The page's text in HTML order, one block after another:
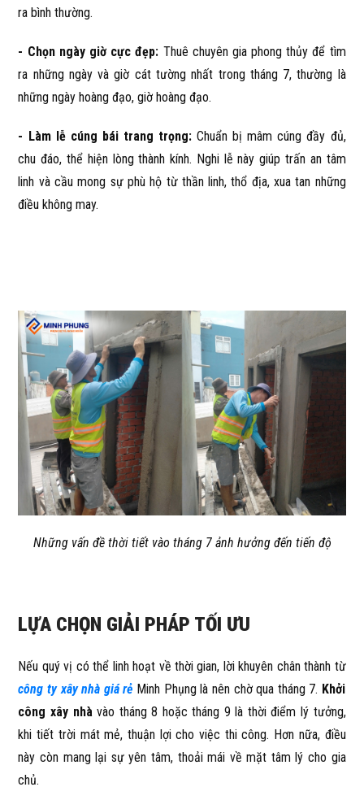
ra bình thường.
- Chọn ngày giờ cực đẹp: Thuê chuyên gia phong thủy để tìm
ra những ngày và giờ cát tường nhất trong tháng 7, thường là
những ngày hoàng đạo, giờ hoàng đạo.
- Làm lễ cúng bái trang trọng: Chuẩn bị mâm cúng đầy đủ,
chu đáo, thể hiện lòng thành kính. Nghi lễ này giúp trấn an tâm
linh và cầu mong sự phù hộ từ thần linh, thổ địa, xua tan những
điều không may.
Những vấn đề thời tiết vào tháng 7 ảnh hưởng đến tiến độ
LỰA CHỌN GIẢI PHÁP TỐI ƯU
Nếu quý vị có thể linh hoạt về thời gian, lời khuyên chân thành từ
công ty xây nhà giá rẻ Minh Phụng là nên chờ qua tháng 7. Khởi
công xây nhàvào tháng 8 hoặc tháng 9 là thời điểm lý tưởng,
khi tiết trời mát mẻ, thuận lợi cho việc thi công. Hơn nữa, điều
này còn mang lại sự yên tâm, thoải mái về mặt tâm lý cho gia
chủ.